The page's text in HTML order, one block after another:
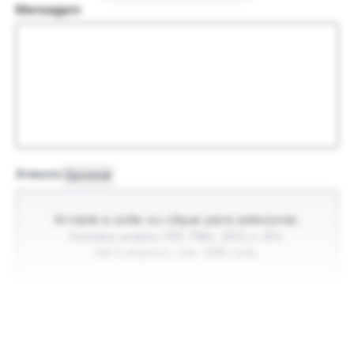
Mensagem
Anexos Opcional
Arraste e solte ou clique para selecionar.